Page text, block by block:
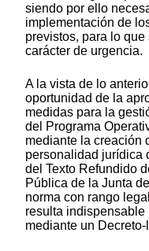
siendo por ello
implementación de
previstos, para lo
carácter de urgencia.
A la vista de lo
oportunidad de la
medidas para la
del Programa
mediante la creación
personalidad jurídica
del Texto Refundido
Pública de la Junta
norma con rango
resulta
mediante un Decreto-